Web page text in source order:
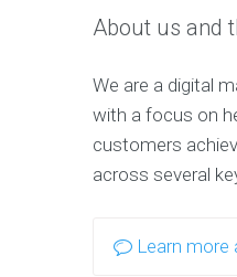
About us and
We are a digital
with a focus on
customers
across several
Learn more